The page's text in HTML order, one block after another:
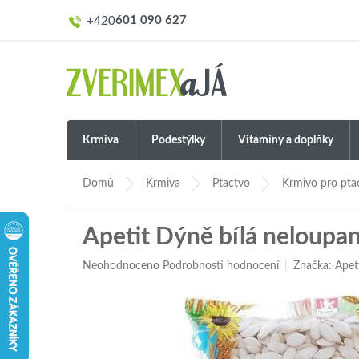
601 090 627
Krmiva Podestýlky Vitamíny a doplňky
Domů Krmiva Ptactvo Krmivo pro
Apetit Dýně bílá
Průměrné
Neohodnoceno Podrobnosti hodnocení Značka: